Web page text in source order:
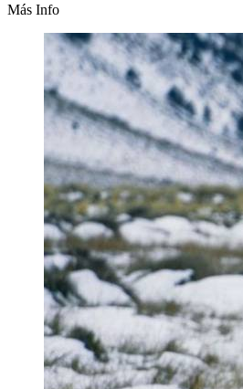
Más Info